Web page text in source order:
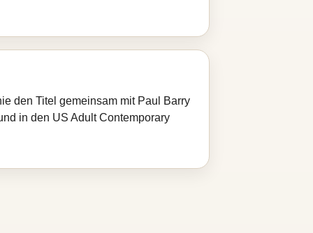
den Titel gemeinsam mit Paul Barry
in den US Adult Contemporary